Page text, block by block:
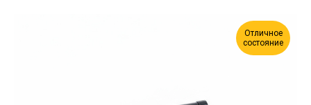
Отличное
состояние